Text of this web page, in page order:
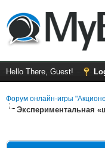
Hello There, Guest!
Форум онлайн-игры
Экспериментальная